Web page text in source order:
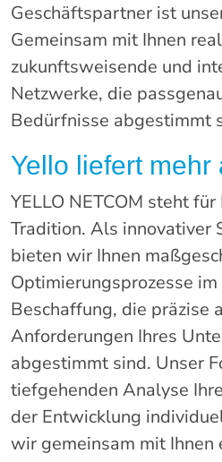
Geschäftspartner ist
Gemeinsam mit Ihnen
zukunftsweisende und
Netzwerke, die
Bedürfnisse abgestimmt
Yello liefert mehr
YELLO NETCOM steht
Tradition. Als innovativer
bieten wir Ihnen
Optimierungsprozesse
Beschaffung, die präzise
Anforderungen Ihres
abgestimmt sind. Unser
tiefgehenden Analyse
der Entwicklung
wir gemeinsam mit Ihnen